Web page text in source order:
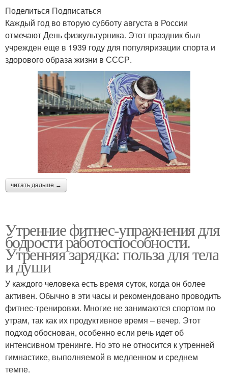
Поделиться Подписаться
Каждый год во вторую субботу августа в России
отмечают День физкультурника. Этот праздник был
учрежден еще в 1939 году для популяризации спорта и
здорового образа жизни в СССР.
читать дальше →
Утренние фитнес-упражнения для
бодрости работоспособности.
Утренняя зарядка: польза для тела
и души
У каждого человека есть время суток, когда он более
активен. Обычно в эти часы и рекомендовано проводить
фитнес-тренировки. Многие не занимаются спортом по
утрам, так как их продуктивное время – вечер. Этот
подход обоснован, особенно если речь идет об
интенсивном тренинге. Но это не относится к утренней
гимнастике, выполняемой в медленном и среднем
темпе.